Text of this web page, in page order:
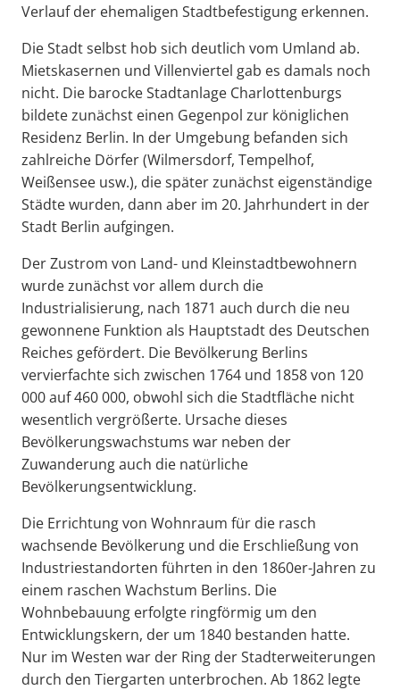
Verlauf der ehemaligen Stadtbefestigung erkennen.
Die Stadt selbst hob sich deutlich vom Umland ab.
Mietskasernen und Villenviertel gab es damals noch
nicht. Die barocke Stadtanlage Charlottenburgs
bildete zunächst einen Gegenpol zur königlichen
Residenz Berlin. In der Umgebung befanden sich
zahlreiche Dörfer (Wilmersdorf, Tempelhof,
Weißensee usw.), die später zunächst eigenständige
Städte wurden, dann aber im 20. Jahrhundert in der
Stadt Berlin aufgingen.
Der Zustrom von Land- und Kleinstadtbewohnern
wurde zunächst vor allem durch die
Industrialisierung, nach 1871 auch durch die neu
gewonnene Funktion als Hauptstadt des Deutschen
Reiches gefördert. Die Bevölkerung Berlins
vervierfachte sich zwischen 1764 und 1858 von 120
000 auf 460 000, obwohl sich die Stadtfläche nicht
wesentlich vergrößerte. Ursache dieses
Bevölkerungswachstums war neben der
Zuwanderung auch die natürliche
Bevölkerungsentwicklung.
Die Errichtung von Wohnraum für die rasch
wachsende Bevölkerung und die Erschließung von
Industriestandorten führten in den 1860er-Jahren zu
einem raschen Wachstum Berlins. Die
Wohnbebauung erfolgte ringförmig um den
Entwicklungskern, der um 1840 bestanden hatte.
Nur im Westen war der Ring der Stadterweiterungen
durch den Tiergarten unterbrochen. Ab 1862 legte